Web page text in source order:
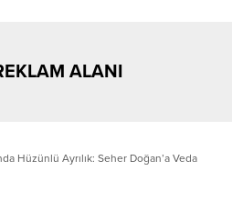
ALANI
Hüzünlü Ayrılık: Seher Doğan’a Veda